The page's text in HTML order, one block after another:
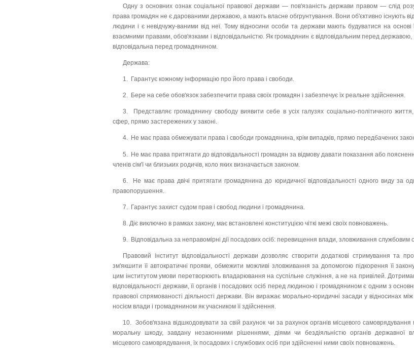
Одну з основних ознак соціальної правової держави — пов'язаність держави правом — слід
права громадян не є дарованими державою, а мають власне обгрунтування. Вони об'єктивно існують
людини і є невідчужу-ваними від неї. Тому відносини особи та держави мають будуватися на основі
взаємними правами, обов'язками і відповідальністю. Як громадянин є відповідальним перед державою,
відповідальна перед громадянином.
Держава:
1. Гарантує кожному інформацію про його права і свободи.
2. Бере на себе обов'язок забезпечити права своїх громадян і забезпечує їх реальне здійснення.
3. Представляє громадянину свободу виявити себе в усіх галузях соціально-політичного
сфер, прямо застережених у законі.
4. Не має права обмежувати права і свободи громадянина, крім випадків, прямо передбачених
5. Не має права притягати до відповідальності громадян за відмову давати показання або
членів сім'ї чи близьких родичів, коло яких визначається законом.
6. Не має права двічі притягати громадянина до юридичної відповідальності одного виду за
правопорушення.
7. Гарантує захист судом прав і свобод людини і громадянина.
8. Діє виключно в рамках закону, має встановлені конституцією чіткі межі своїх повноважень.
9. Відповідальна за неправомірні дії посадових осіб: перевищення влади, зловживання
Правовий інститут відповідальності держави дозволяє створити додаткові стримування та
зм'якшити її автократичні прояви, обмежити можливі зловживання за допомогою підкорення її
цим інститутом умови перетворюють владарювання на суспільне служіння, а не на привілей.
відповідальності держави, її органів і посадових осіб перед людиною і громадянином є одним з
правової спрямованості діяльності держави. Він виражає морально-юридичні засади у відносинах
носієм влади і громадянином як учасником її здійснення.
10. Зобов'язана відшкодовувати за свій рахунок чи за рахунок органів місцевого самоврядування
моральну шкоду, завдану незаконними рішеннями, діями чи бездіяльністю органів державної
місцевого самоврядування, їх посадових і службових осіб при здійсненні ними своїх повноважень.